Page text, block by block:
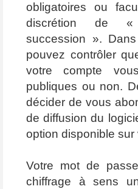
obligatoires ou
discrétion de «
succession ».
pouvez contrôler
votre compte
publiques ou non.
décider de vous
de diffusion du
option disponible sur
Votre mot de
chiffrage à sens